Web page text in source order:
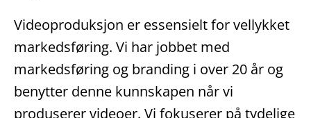
Videoproduksjon er essensielt for vellykket
markedsføring. Vi har jobbet med
markedsføring og branding i over 20 år og
benytter denne kunnskapen når vi
produserer videoer. Vi fokuserer på tydelige